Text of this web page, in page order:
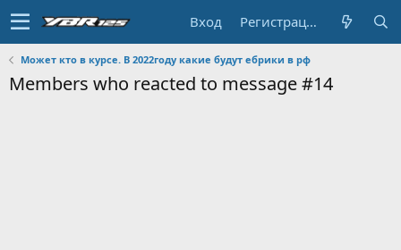
Вход Регистрация
Может кто в курсе. В 2022году какие будут ебрики в рф
Members who reacted to message #14